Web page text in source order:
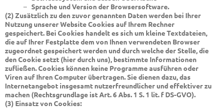
– Sprache und Version der Browsersoftware.
(2) Zusätzlich zu den zuvor genannten Daten werden bei Ihrer
Nutzung unserer Website Cookies auf Ihrem Rechner
gespeichert. Bei Cookies handelt es sich um kleine Textdateien,
die auf Ihrer Festplatte dem von Ihnen verwendeten Browser
zugeordnet gespeichert werden und durch welche der Stelle, die
den Cookie setzt (hier durch uns), bestimmte Informationen
zufließen. Cookies können keine Programme ausführen oder
Viren auf Ihren Computer übertragen. Sie dienen dazu, das
Internetangebot insgesamt nutzerfreundlicher und effektiver zu
machen (Rechtsgrundlage ist Art. 6 Abs. 1 S. 1 lit. f DS-GVO).
(3) Einsatz von Cookies: